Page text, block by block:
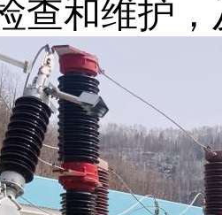
查和维护